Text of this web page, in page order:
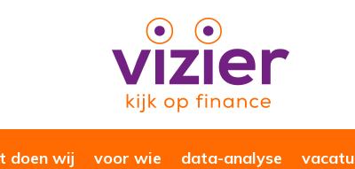
doen wij voor wie data-analyse